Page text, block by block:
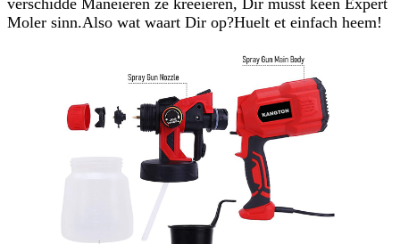
Moler sinn.Also wat waart Dir op?Huelt et einfach heem!